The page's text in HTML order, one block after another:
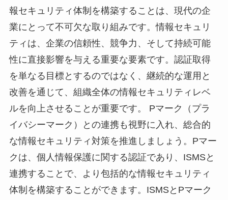
報セキュリティ体制を構築することは、現代の企
業にとって不可欠な取り組みです。情報セキュリ
ティは、企業の信頼性、競争力、そして持続可能
性に直接影響を与える重要な要素です。認証取得
を単なる目標とするのではなく、継続的な運用と
改善を通じて、組織全体の情報セキュリティレベ
ルを向上させることが重要です。 Pマーク（プラ
イバシーマーク）との連携も視野に入れ、総合的
な情報セキュリティ対策を推進しましょう。Pマー
クは、個人情報保護に関する認証であり、ISMSと
連携することで、より包括的な情報セキュリティ
体制を構築することができます。ISMSとPマーク